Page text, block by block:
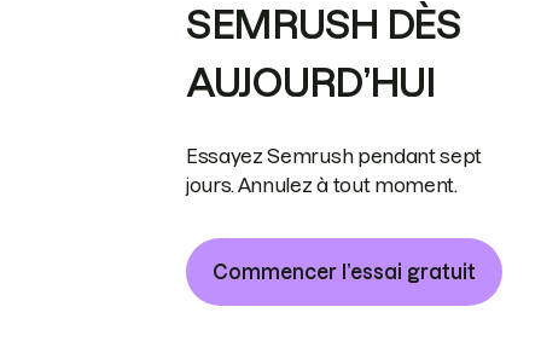
SEMRUSH DÈS
AUJOURD’HUI
Essayez Semrush pendant sept
jours. Annulez à tout moment.
Commencer l’essai gratuit